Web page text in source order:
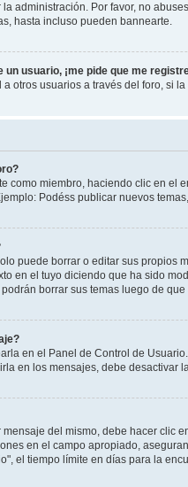
administración. Por favor, no
hasta incluso pueden bannearte.
usuario, ¡me pide que me
otros usuarios a través del foro, si
como miembro, haciendo clic en
Podéss publicar nuevos
puede borrar o editar sus propios
en el tuyo diciendo que ha sido
borrar sus temas luego de
en el Panel de Control de
en los mensajes, debe desactivar
del mismo, debe hacer clic
en el campo apropiado,
el tiempo límite en días para la